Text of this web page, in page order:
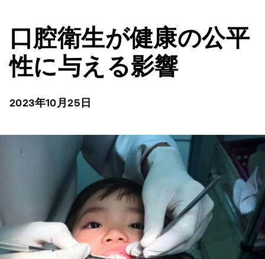
口腔衛生が健康の公平
性に与える影響
2023年10月25日